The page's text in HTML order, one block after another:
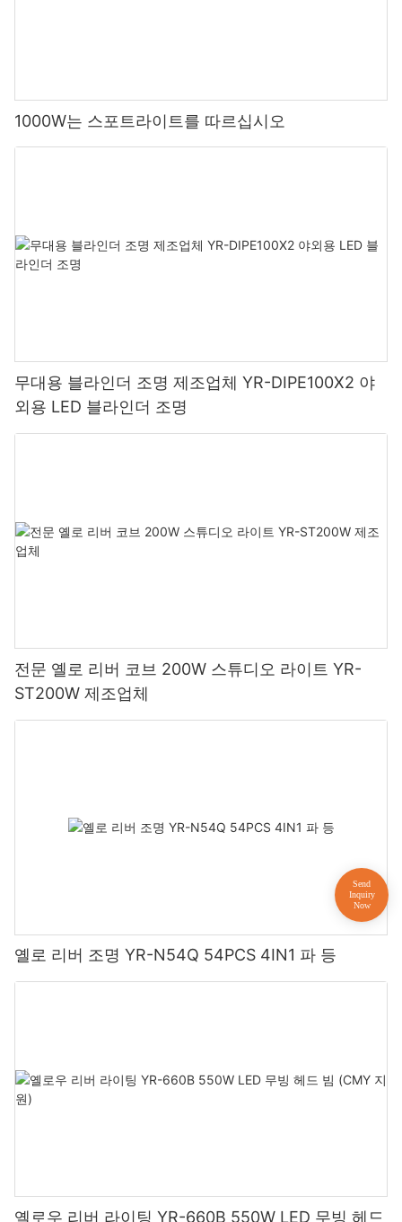
1000W는 스포트라이트를 따르십시오
무대용 블라인더 조명 제조업체 YR-DIPE100X2 야
외용 LED 블라인더 조명
전문 옐로 리버 코브 200W 스튜디오 라이트 YR-
ST200W 제조업체
옐로 리버 조명 YR-N54Q 54PCS 4IN1 파 등
옐로우 리버 라이팅 YR-660B 550W LED 무빙 헤드